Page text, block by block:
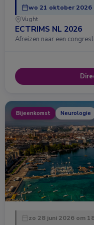
wo 21 oktober 2026
Vught
ECTRIMS NL 2026
Afreizen naar een
Bijeenkomst Neurologie
zo 28 juni 2026 om